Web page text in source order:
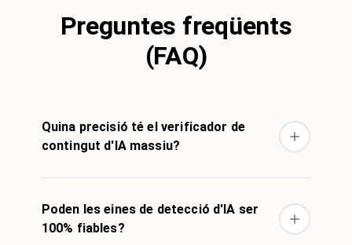
Preguntes freqüents
(FAQ)
Quina precisió té el verificador de
contingut d'IA massiu?
Poden les eines de detecció d'IA ser
100% fiables?